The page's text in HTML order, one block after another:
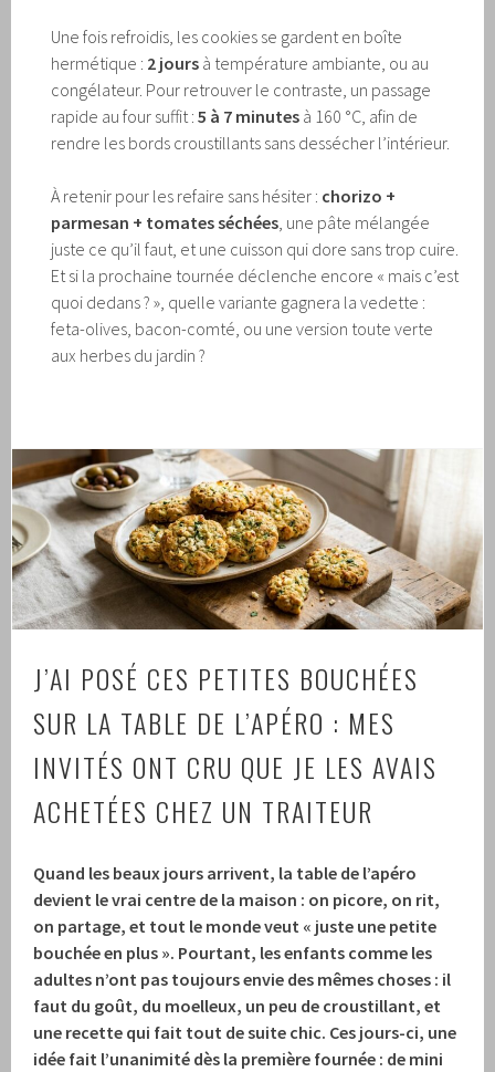
Une fois refroidis, les cookies se gardent en boîte
hermétique : 2 jours à température ambiante, ou au
congélateur. Pour retrouver le contraste, un passage
rapide au four suffit :5 à 7 minutes à 160 °C, afin de
rendre les bords croustillants sans dessécher l’intérieur.
À retenir pour les refaire sans hésiter : chorizo +
parmesan + tomates séchées, une pâte mélangée
juste ce qu’il faut, et une cuisson qui dore sans trop cuire.
Et si la prochaine tournée déclenche encore « mais c’est
quoi dedans ? », quelle variante gagnera la vedette :
feta-olives, bacon-comté, ou une version toute verte
aux herbes du jardin ?
J’AI POSÉ CES PETITES BOUCHÉES
SUR LA TABLE DE L’APÉRO : MES
INVITÉS ONT CRU QUE JE LES AVAIS
ACHETÉES CHEZ UN TRAITEUR
Quand les beaux jours arrivent, la table de l’apéro
devient le vrai centre de la maison : on picore, on rit,
on partage, et tout le monde veut « juste une petite
bouchée en plus ». Pourtant, les enfants comme les
adultes n’ont pas toujours envie des mêmes choses : il
faut du goût, du moelleux, un peu de croustillant, et
une recette qui fait tout de suite chic. Ces jours-ci, une
idée fait l’unanimité dès la première fournée : de mini